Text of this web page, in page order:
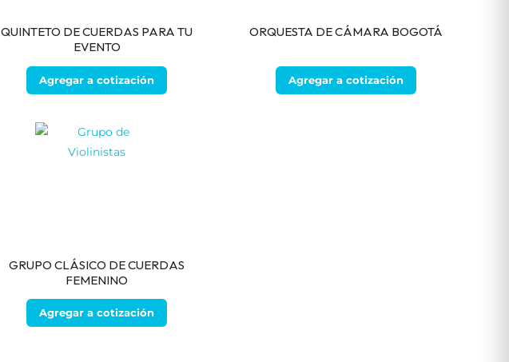
QUINTETO DE CUERDAS PARA TU
EVENTO
Agregar a cotización
ORQUESTA DE CÁMARA BOGOTÁ
Agregar a cotización
GRUPO CLÁSICO DE CUERDAS
FEMENINO
Agregar a cotización